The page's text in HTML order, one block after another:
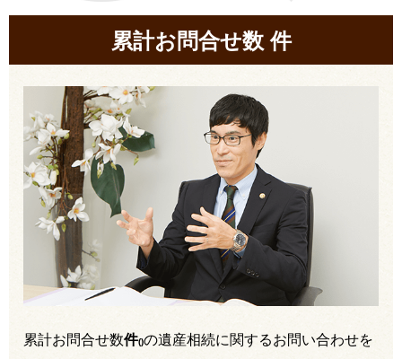
累計お問合せ数件
累計お問合せ数件()の遺産相続に関するお問い合わせを